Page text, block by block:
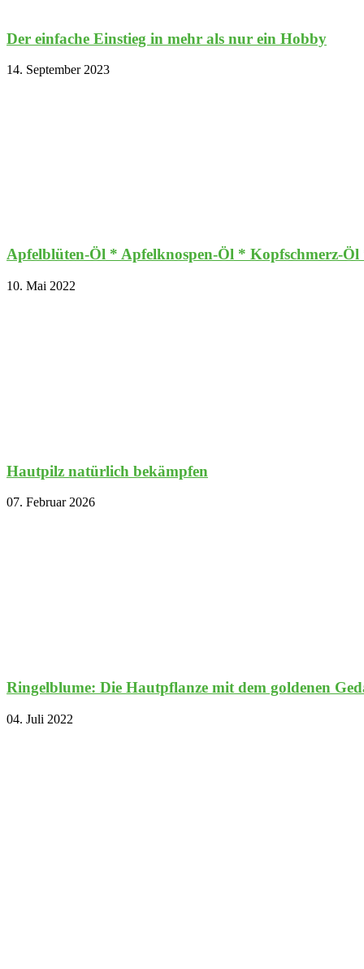
Der einfache Einstieg in mehr als nur ein Hobby
14. September 2023
Apfelblüten-Öl * Apfelknospen-Öl * Kopfschmerz-
10. Mai 2022
Hautpilz natürlich bekämpfen
07. Februar 2026
Ringelblume: Die Hautpflanze mit dem goldenen
04. Juli 2022